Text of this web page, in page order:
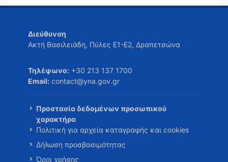
Διεύθυνση
Ακτή Βασιλειάδη, Πύλες Ε1-Ε2, Δραπετσώνα
Τηλέφωνο: +30 213 137 1700
Email: contact@yna.gov.gr
Προστασία δεδομένων προσωπικού
χαρακτήρα
Πολιτική για αρχεία καταγραφής και cookies
Δήλωση προσβασιμότητας
Όροι χρήσης